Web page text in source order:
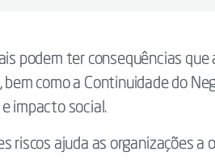
podem ter consequências
como a Continuidade do
impacto social.
riscos ajuda as organizações a